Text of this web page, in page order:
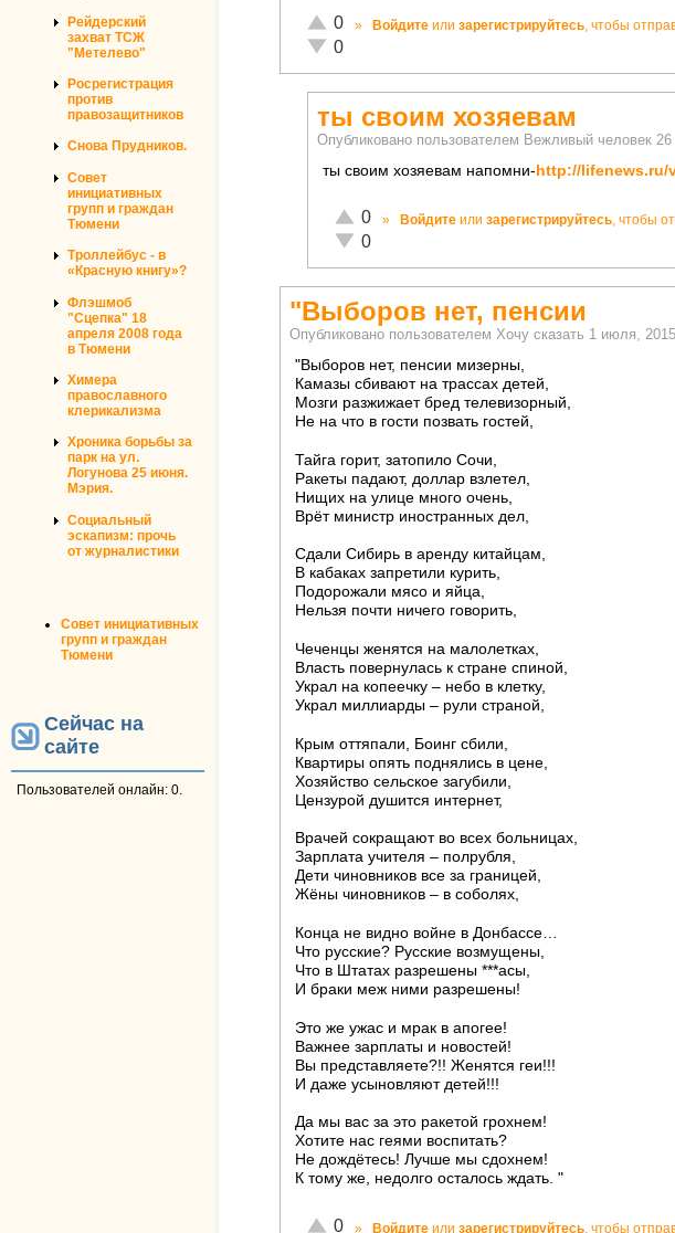
Рейдерский
захват ТСЖ
"Метелево"
Росрегистрация
против
правозащитников
Снова Прудников.
Совет
инициативных
групп и граждан
Тюмени
Троллейбус - в
«Красную книгу»?
Флэшмоб
"Сцепка" 18
апреля 2008 года
в Тюмени
Химера
православного
клерикализма
Хроника борьбы за
парк на ул.
Логунова 25 июня.
Мэрия.
Социальный
эскапизм: прочь
от журналистики
Совет инициативных
групп и граждан
Тюмени
Сейчас на
сайте
Пользователей онлайн: 0.
Отлично!
0
Неадекватно!
0
» Войдите или зарегистрируйтесь , чтобы
ты своим хозяевам
Опубликовано пользователем Вежливый человек
ты своим хозяевам напомни-http://lifenews.ru/
Отлично!
0
Неадекватно!
0
» Войдите или зарегистрируйтесь, чтобы
"Выборов нет, пенсии
Опубликовано пользователем Хочу сказать 1 июля,
"Выборов нет, пенсии мизерны,
Камазы сбивают на трассах детей,
Мозги разжижает бред телевизорный,
Не на что в гости позвать гостей,
Тайга горит, затопило Сочи,
Ракеты падают, доллар взлетел,
Нищих на улице много очень,
Врёт министр иностранных дел,
Сдали Сибирь в аренду китайцам,
В кабаках запретили курить,
Подорожали мясо и яйца,
Нельзя почти ничего говорить,
Чеченцы женятся на малолетках,
Власть повернулась к стране спиной,
Украл на копеечку – небо в клетку,
Украл миллиарды – рули страной,
Крым оттяпали, Боинг сбили,
Квартиры опять поднялись в цене,
Хозяйство сельское загубили,
Цензурой душится интернет,
Врачей сокращают во всех больницах,
Зарплата учителя – полрубля,
Дети чиновников все за границей,
Жёны чиновников – в соболях,
Конца не видно войне в Донбассе…
Что русские? Русские возмущены,
Что в Штатах разрешены ***асы,
И браки меж ними разрешены!
Это же ужас и мрак в апогее!
Важнее зарплаты и новостей!
Вы представляете?!! Женятся геи!!!
И даже усыновляют детей!!!
Да мы вас за это ракетой грохнем!
Хотите нас геями воспитать?
Не дождётесь! Лучше мы сдохнем!
К тому же, недолго осталось ждать. "
Отлично!
0 » Войдите или зарегистрируйтесь, чтобы